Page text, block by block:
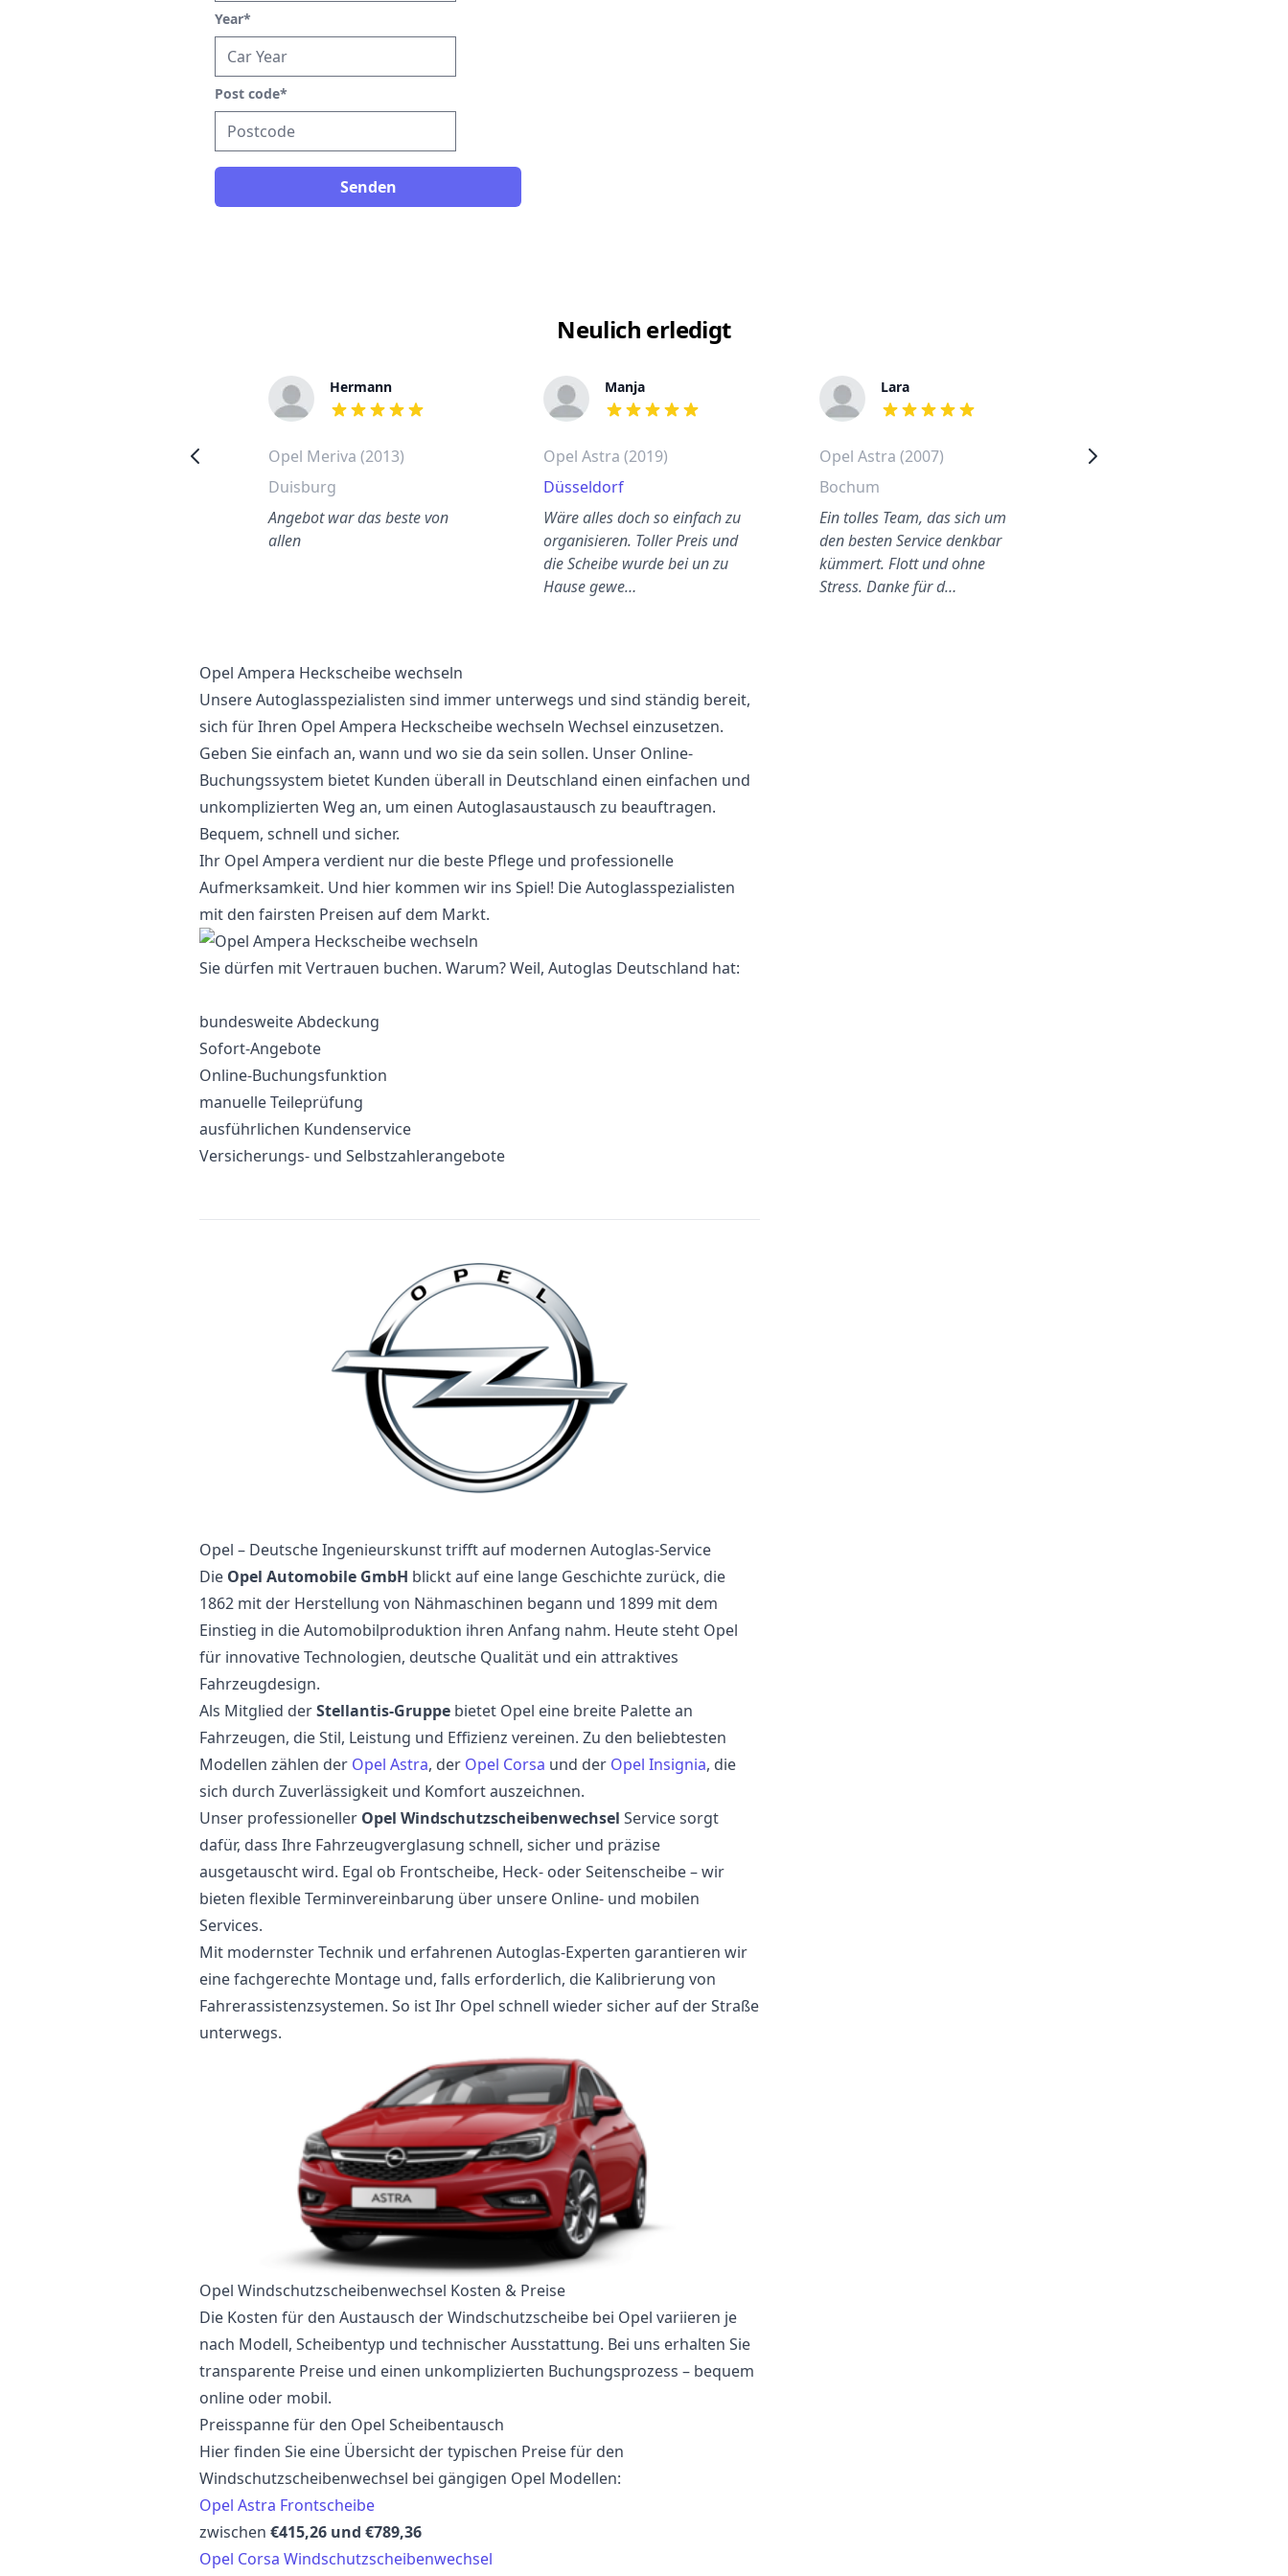
Year*
Post code*
Senden
Neulich erledigt
Hermann
out of 5 stars
Opel Meriva (2013)
Duisburg
Angebot war das beste von
allen
Manja
out of 5 stars
Opel Astra (2019)
Düsseldorf
Wäre alles doch so einfach zu
organisieren. Toller Preis und
die Scheibe wurde bei un zu
Hause gewe…
Lara
out of 5 stars
Opel Astra (2007)
Bochum
Ein tolles Team, das sich um
den besten Service denkbar
kümmert. Flott und ohne
Stress. Danke für d…
Volkswagen Fox (2006)
Opel Ampera Heckscheibe wechseln
Unsere Autoglasspezialisten sind immer unterwegs und sind ständig bereit,
sich für Ihren Opel Ampera Heckscheibe wechseln Wechsel einzusetzen.
Geben Sie einfach an, wann und wo sie da sein sollen. Unser Online-
Buchungssystem bietet Kunden überall in Deutschland einen einfachen und
unkomplizierten Weg an, um einen Autoglasaustausch zu beauftragen.
Bequem, schnell und sicher.
Ihr Opel Ampera verdient nur die beste Pflege und professionelle
Aufmerksamkeit. Und hier kommen wir ins Spiel! Die Autoglasspezialisten
mit den fairsten Preisen auf dem Markt.
Sie dürfen mit Vertrauen buchen. Warum? Weil, Autoglas Deutschland hat:
bundesweite Abdeckung
Sofort-Angebote
Online-Buchungsfunktion
manuelle Teileprüfung
ausführlichen Kundenservice
Versicherungs- und Selbstzahlerangebote
Opel – Deutsche Ingenieurskunst trifft auf modernen Autoglas-Service
Die Opel Automobile GmbH blickt auf eine lange Geschichte zurück, die
1862 mit der Herstellung von Nähmaschinen begann und 1899 mit dem
Einstieg in die Automobilproduktion ihren Anfang nahm. Heute steht Opel
für innovative Technologien, deutsche Qualität und ein attraktives
Fahrzeugdesign.
Als Mitglied derStellantis-Gruppe bietet Opel eine breite Palette an
Fahrzeugen, die Stil, Leistung und Effizienz vereinen. Zu den beliebtesten
Modellen zählen der Opel Astra, der Opel Corsa und der Opel Insignia, die
sich durch Zuverlässigkeit und Komfort auszeichnen.
Unser professioneller Opel Windschutzscheibenwechsel Service sorgt
dafür, dass Ihre Fahrzeugverglasung schnell, sicher und präzise
ausgetauscht wird. Egal ob Frontscheibe, Heck- oder Seitenscheibe – wir
bieten flexible Terminvereinbarung über unsere Online- und mobilen
Services.
Mit modernster Technik und erfahrenen Autoglas-Experten garantieren wir
eine fachgerechte Montage und, falls erforderlich, die Kalibrierung von
Fahrerassistenzsystemen. So ist Ihr Opel schnell wieder sicher auf der Straße
unterwegs.
Opel Windschutzscheibenwechsel Kosten & Preise
Die Kosten für den Austausch der Windschutzscheibe bei Opel variieren je
nach Modell, Scheibentyp und technischer Ausstattung. Bei uns erhalten Sie
transparente Preise und einen unkomplizierten Buchungsprozess – bequem
online oder mobil.
Preisspanne für den Opel Scheibentausch
Hier finden Sie eine Übersicht der typischen Preise für den
Windschutzscheibenwechsel bei gängigen Opel Modellen:
Opel Astra Frontscheibe
zwischen €415,26 und €789,36
Opel Corsa Windschutzscheibenwechsel